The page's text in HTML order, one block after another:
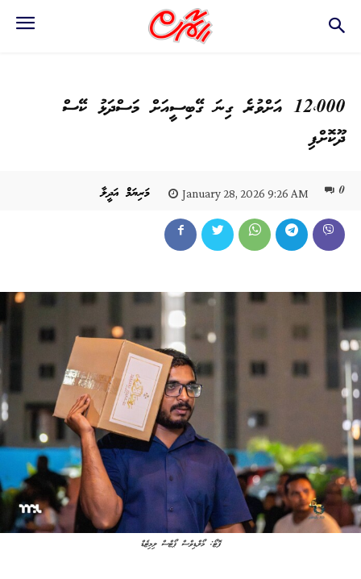
12،000 އަށްވުރެ ގިނަ ގޭބިސީއަށް މަސްދަޅު ކޭސް
ދޫކޮށްފި
މަރިޔަމް އަދީލާ January 28, 2026 9:26 AM 0
ފޮޓޯ: މޯލްޑިވްސް ޕޯޓްސް ލިމިޓެޑް